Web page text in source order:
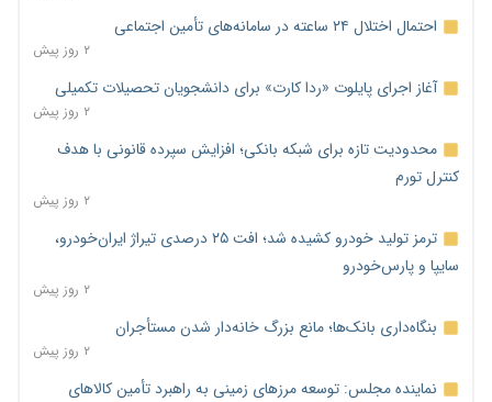
احتمال اختلال ۲۴ ساعته در سامانه‌های تأمین اجتماعی
۲ روز پیش
آغاز اجرای پایلوت «ردا کارت» برای دانشجویان تحصیلات تکمیلی
۲ روز پیش
محدودیت تازه برای شبکه بانکی؛ افزایش سپرده قانونی با هدف
کنترل تورم
۲ روز پیش
ترمز تولید خودرو کشیده شد؛ افت ۲۵ درصدی تیراژ ایران‌خودرو،
سایپا و پارس‌خودرو
۲ روز پیش
بنگاه‌داری بانک‌ها؛ مانع بزرگ خانه‌دار شدن مستأجران
۲ روز پیش
نماینده مجلس: توسعه مرزهای زمینی به راهبرد تأمین کالاهای